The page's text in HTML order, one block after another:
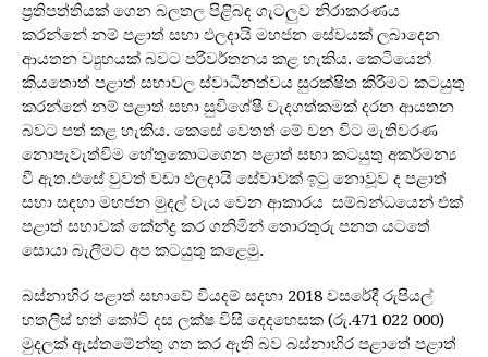
ප්‍රතිපත්තියක් ගෙන බලතල පිළිබඳ ගැටලුව නිරාකරණය
කරන්නේ නම් පළාත් සභා ඵලදායි මහජන සේවයක් ලබාදෙන
ආයතන ව්‍යුහයක් බවට පරිවර්තනය කළ හැකිය. කෙටියෙන්
කියතොත් පළාත් සභාවල ස්වාධීනත්වය සුරක්ෂිත කිරීමට කටයුතු
කරන්නේ නම් පළාත් සභා සුවිශේෂී වැදගත්කමක් දරන ආයතන
බවට පත් කළ හැකිය. කෙසේ වෙතත් මේ වන විට මැතිවරණ
නොපැවැත්විම හේතුකොටගෙන පළාත් සභා කටයුතු අකර්මන්‍ය
වී ඇත.එසේ වුවත් වඩා ඵලදායි සේවාවක් ඉටු නොවූව ද පළාත්
සභා සඳහා මහජන මුදල් වැය වෙන ආකාරය සම්බන්ධයෙන් එක්
පළාත් සභාවක් කේන්ද්‍ර කර ගනිමින් තොරතුරු පනත යටතේ
සොයා බැලීමට අප කටයුතු කළෙමු.
බස්නාහිර පළාත් සභාවේ වියදම් සදහා 2018 වසරේදී රුපියල්
හතලිස් හත් කෝටි දස ලක්ෂ විසි දෙදහෙසක (රු.471 022 000)
මුදලක් ඇස්තමේන්තු ගත කර ඇති බව බස්නාහිර පළාතේ පළාත්